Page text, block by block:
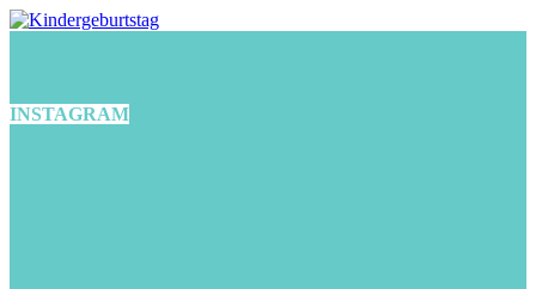
INSTAGRAM